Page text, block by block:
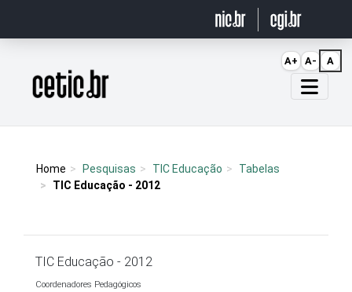
Página inicial
Home Pesquisas TIC Educação
Tabelas
TIC Educação - 2012
TIC Educação - 2012
Coordenadores Pedagógicos
A+ A- A